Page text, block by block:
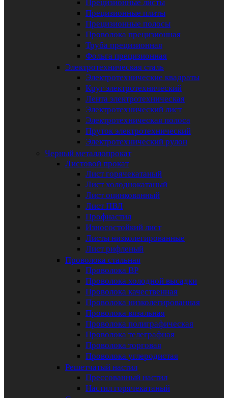
Прецизионные листы
Прецизионные плиты
Прецизионные полосы
Проволока прецизионная
Труба прецизионная
Фольга прецизионная
Электротехническая сталь
Электротехнические квадраты
Круг электротехнический
Лента электротехническая
Электротехнический лист
Электротехническая полоса
Пруток электротехнический
Электротехнический рулон
Черный металлопрокат
Листовой прокат
Лист горячекатаный
Лист холоднокатаный
Лист оцинкованный
Лист ПВЛ
Профнастил
Износостойкий лист
Листы низколегированные
Лист рифленый
Проволока стальная
Проволока ВР
Проволока холодной высадки
Проволока качественная
Проволока низколегированная
Проволока вязальная
Проволока полиграфическая
Проволока телеграфная
Проволока торговая
Проволока углеродистая
Решетчатый настил
Прессованный настил
Настил горячекатаный